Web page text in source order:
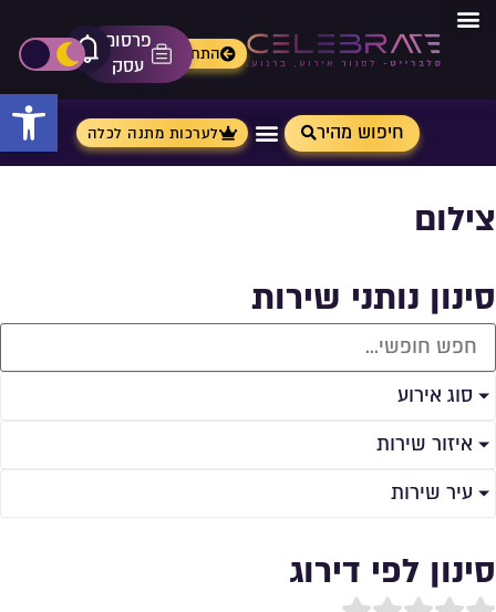
התחברות
פרסום
עסק
אייקון
חיפוש מהיר לערכות מתנה לכלה
צילום
סינון נותני שירות
סוג אירוע
איזור שירות
עיר שירות
סינון לפי דירוג